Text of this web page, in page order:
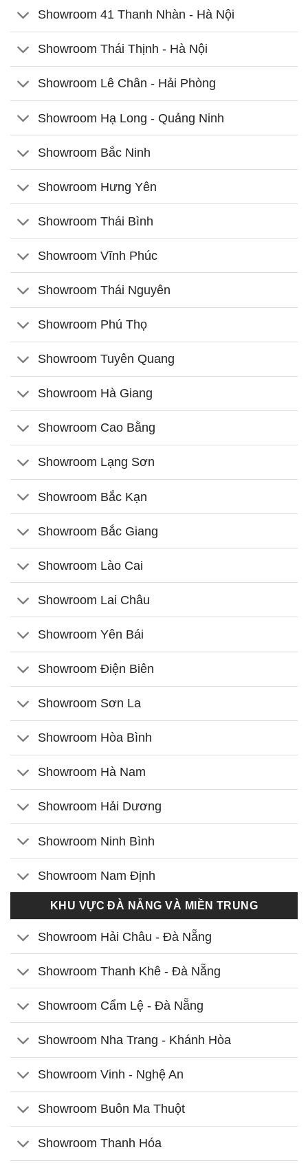
Showroom 41 Thanh Nhàn - Hà Nội
Showroom Thái Thịnh - Hà Nội
Showroom Lê Chân - Hải Phòng
Showroom Hạ Long - Quảng Ninh
Showroom Bắc Ninh
Showroom Hưng Yên
Showroom Thái Bình
Showroom Vĩnh Phúc
Showroom Thái Nguyên
Showroom Phú Thọ
Showroom Tuyên Quang
Showroom Hà Giang
Showroom Cao Bằng
Showroom Lạng Sơn
Showroom Bắc Kạn
Showroom Bắc Giang
Showroom Lào Cai
Showroom Lai Châu
Showroom Yên Bái
Showroom Điện Biên
Showroom Sơn La
Showroom Hòa Bình
Showroom Hà Nam
Showroom Hải Dương
Showroom Ninh Bình
Showroom Nam Định
KHU VỰC ĐÀ NẴNG VÀ MIỀN TRUNG
Showroom Hải Châu - Đà Nẵng
Showroom Thanh Khê - Đà Nẵng
Showroom Cẩm Lệ - Đà Nẵng
Showroom Nha Trang - Khánh Hòa
Showroom Vinh - Nghệ An
Showroom Buôn Ma Thuột
Showroom Thanh Hóa